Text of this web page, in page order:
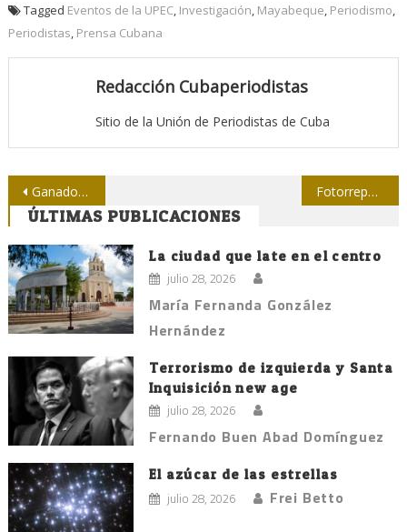
Tagged Eventos de la UPEC, Investigación, Mayabeque, Periodismo,
Periodistas, Prensa Cubana
Redacción Cubaperiodistas
Sitio de la Unión de Periodistas de Cuba
Navegación
de
entradas
Ganadores de concurso de periodismo azucarero en Santiago de Cuba Fotorreportero de Bayamo expone sobre el músico Cándido Fabré
ÚLTIMAS PUBLICACIONES
La ciudad que late en el centro
julio 28, 2026
María Fernanda González
Hernández
Terrorismo de izquierda y Santa
Inquisición new age
julio 28, 2026
Fernando Buen Abad Domínguez
El azúcar de las estrellas
julio 28, 2026 Frei Betto